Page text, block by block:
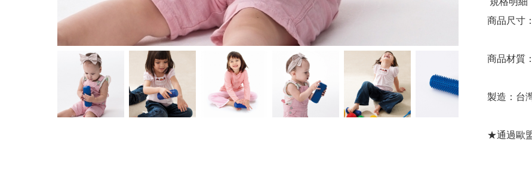
商品尺寸
商品材質
製造：台
★通過歐